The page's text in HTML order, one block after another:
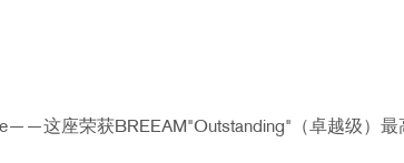
这座荣获BREEAM"Outstanding"（卓越级）